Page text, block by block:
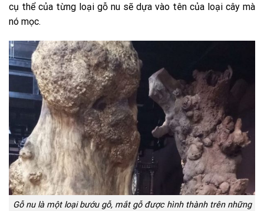
cụ thể của từng loại gỗ nu sẽ dựa vào tên của loại cây mà
nó mọc.
Gỗ nu là một loại bướu gỗ, mắt gỗ được hình thành trên những